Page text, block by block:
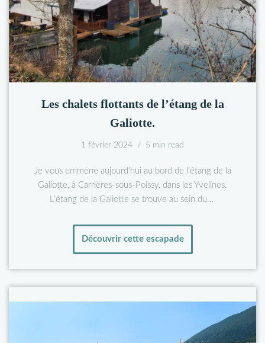
Les chalets flottants de l’étang de la
Galiotte.
1 février 2024 5 min read
Je vous emmène aujourd’hui au bord de l’étang de la
Galiotte, à Carrières-sous-Poissy, dans les Yvelines.
L’étang de la Galiotte se trouve au sein du…
Découvrir cette escapade